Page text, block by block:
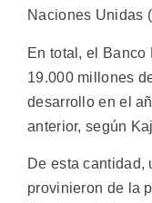
Naciones Unidas
En total, el Banco
19.000 millones
desarrollo en el
anterior, según
De esta cantidad,
provinieron de la